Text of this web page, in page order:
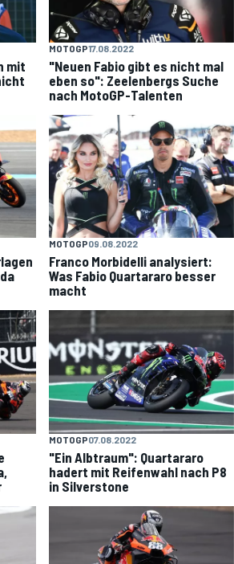
mit
MOTOGP17.08.2022
"Neuen Fabio gibt es nicht mal
eben so": Zeelenbergs Suche
nach MotoGP-Talenten
MOTOGP09.08.2022
Franco Morbidelli analysiert:
Was Fabio Quartararo besser
macht
MOTOGP07.08.2022
"Ein Albtraum": Quartararo
hadert mit Reifenwahl nach P8
in Silverstone